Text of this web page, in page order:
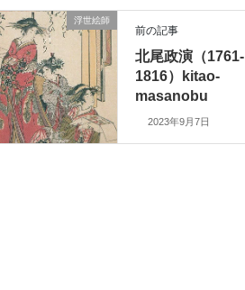
浮世絵師
前の記事
北尾政演（1761-
1816）kitao-
masanobu
2023年9月7日